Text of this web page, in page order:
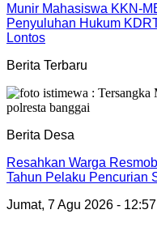
Munir Mahasiswa KKN-
Penyuluhan Hukum
Lontos
Berita Terbaru
Berita Desa
Resahkan Warga
Tahun Pelaku Pencurian
Jumat, 7 Agu 2026 -